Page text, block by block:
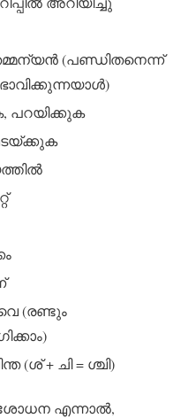
(പണ്ഡിതനെന്ന്
പറയിക്കുക
(രണ്ടും
(ശ് + ചി = ശ്ചി)
എന്നാല്‍,